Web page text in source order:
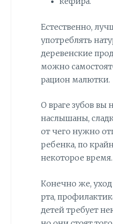
Естественно,
употреблять
деревенские
можно
рацион малютки.
О враге зубов вы
наслышаны,
от чего нужно
ребенка, по
некоторое время.
Конечно же, уход
рта,
детей требует